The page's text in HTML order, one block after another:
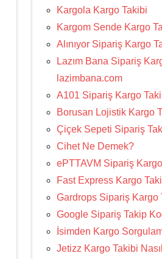
Kargola Kargo Takibi
Kargom Sende Kargo
Alınıyor Sipariş Kargo
Lazım Bana Sipariş
lazimbana.com
A101 Sipariş Kargo
Borusan Lojistik Kargo
Çiçek Sepeti Sipariş
Cihet Ne Demek?
ePTTAVM Sipariş
Fast Express Kargo
Gardrops Sipariş Kargo
Google Sipariş Takip
İsimden Kargo
Jetizz Kargo Takibi Nasıl